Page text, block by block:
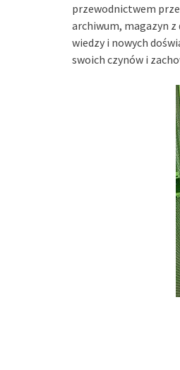
przewodnictwem
archiwum, magazyn z
wiedzy i nowych
swoich czynów i